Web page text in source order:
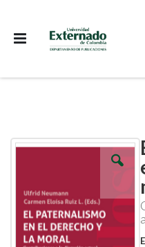
COEDICIONES
Skip
images
gallery
Skip
images
gallery